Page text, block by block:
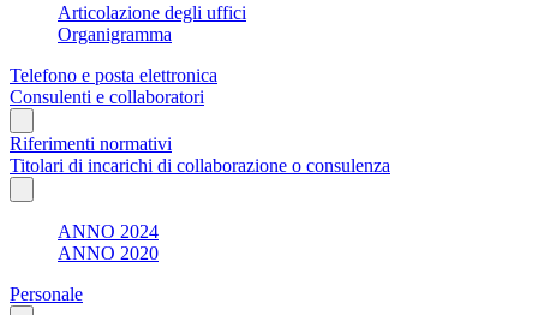
Articolazione degli uffici
Organigramma
Telefono e posta elettronica
Consulenti e collaboratori
Riferimenti normativi
Titolari di incarichi di collaborazione o consulenza
ANNO 2024
ANNO 2020
Personale